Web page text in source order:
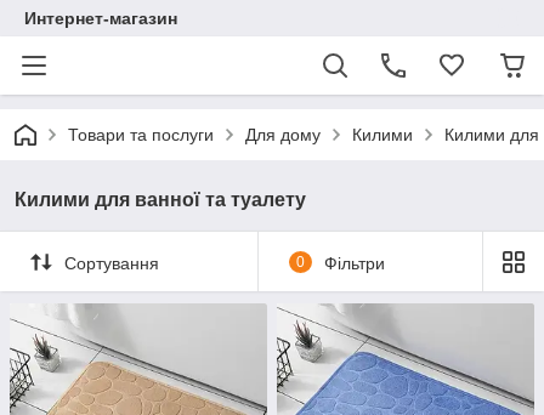
Интернет-магазин
Товари та послуги Для дому Килими Килими для
Килими для ванної та туалету
Сортування 0 Фільтри